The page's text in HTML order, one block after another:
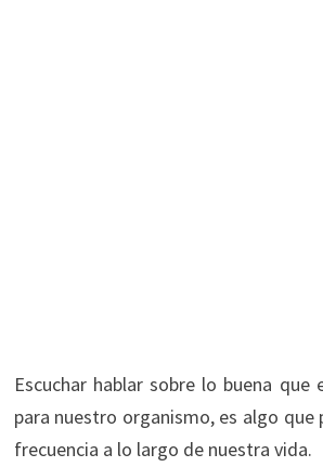
Escuchar hablar sobre lo buena que
para nuestro organismo, es algo que
frecuencia a lo largo de nuestra vida.